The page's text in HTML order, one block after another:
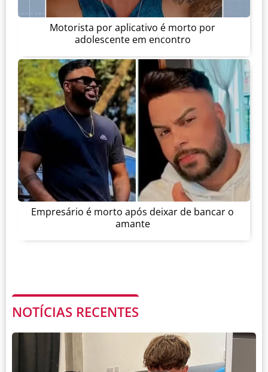
Motorista por aplicativo é morto por
adolescente em encontro
Empresário é morto após deixar de bancar o
amante
NOTÍCIAS RECENTES